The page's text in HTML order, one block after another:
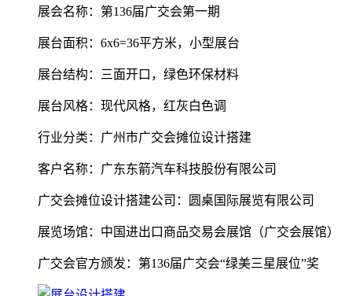
展会名称：第136届广交会第一期
展台面积：6x6=36平方米，小型展台
展台结构：三面开口，绿色环保材料
展台风格：现代风格，红灰白色调
行业分类：广州市广交会摊位设计搭建
客户名称：广东东箭汽车科技股份有限公司
广交会摊位设计搭建公司：圆桌国际展览有限公司
展览场馆：中国进出口商品交易会展馆（广交会展馆）
广交会官方颁发：第136届广交会“绿美三星展位”奖